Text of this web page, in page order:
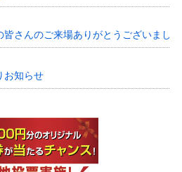
さんのご来場ありがとうございました!!
お知らせ